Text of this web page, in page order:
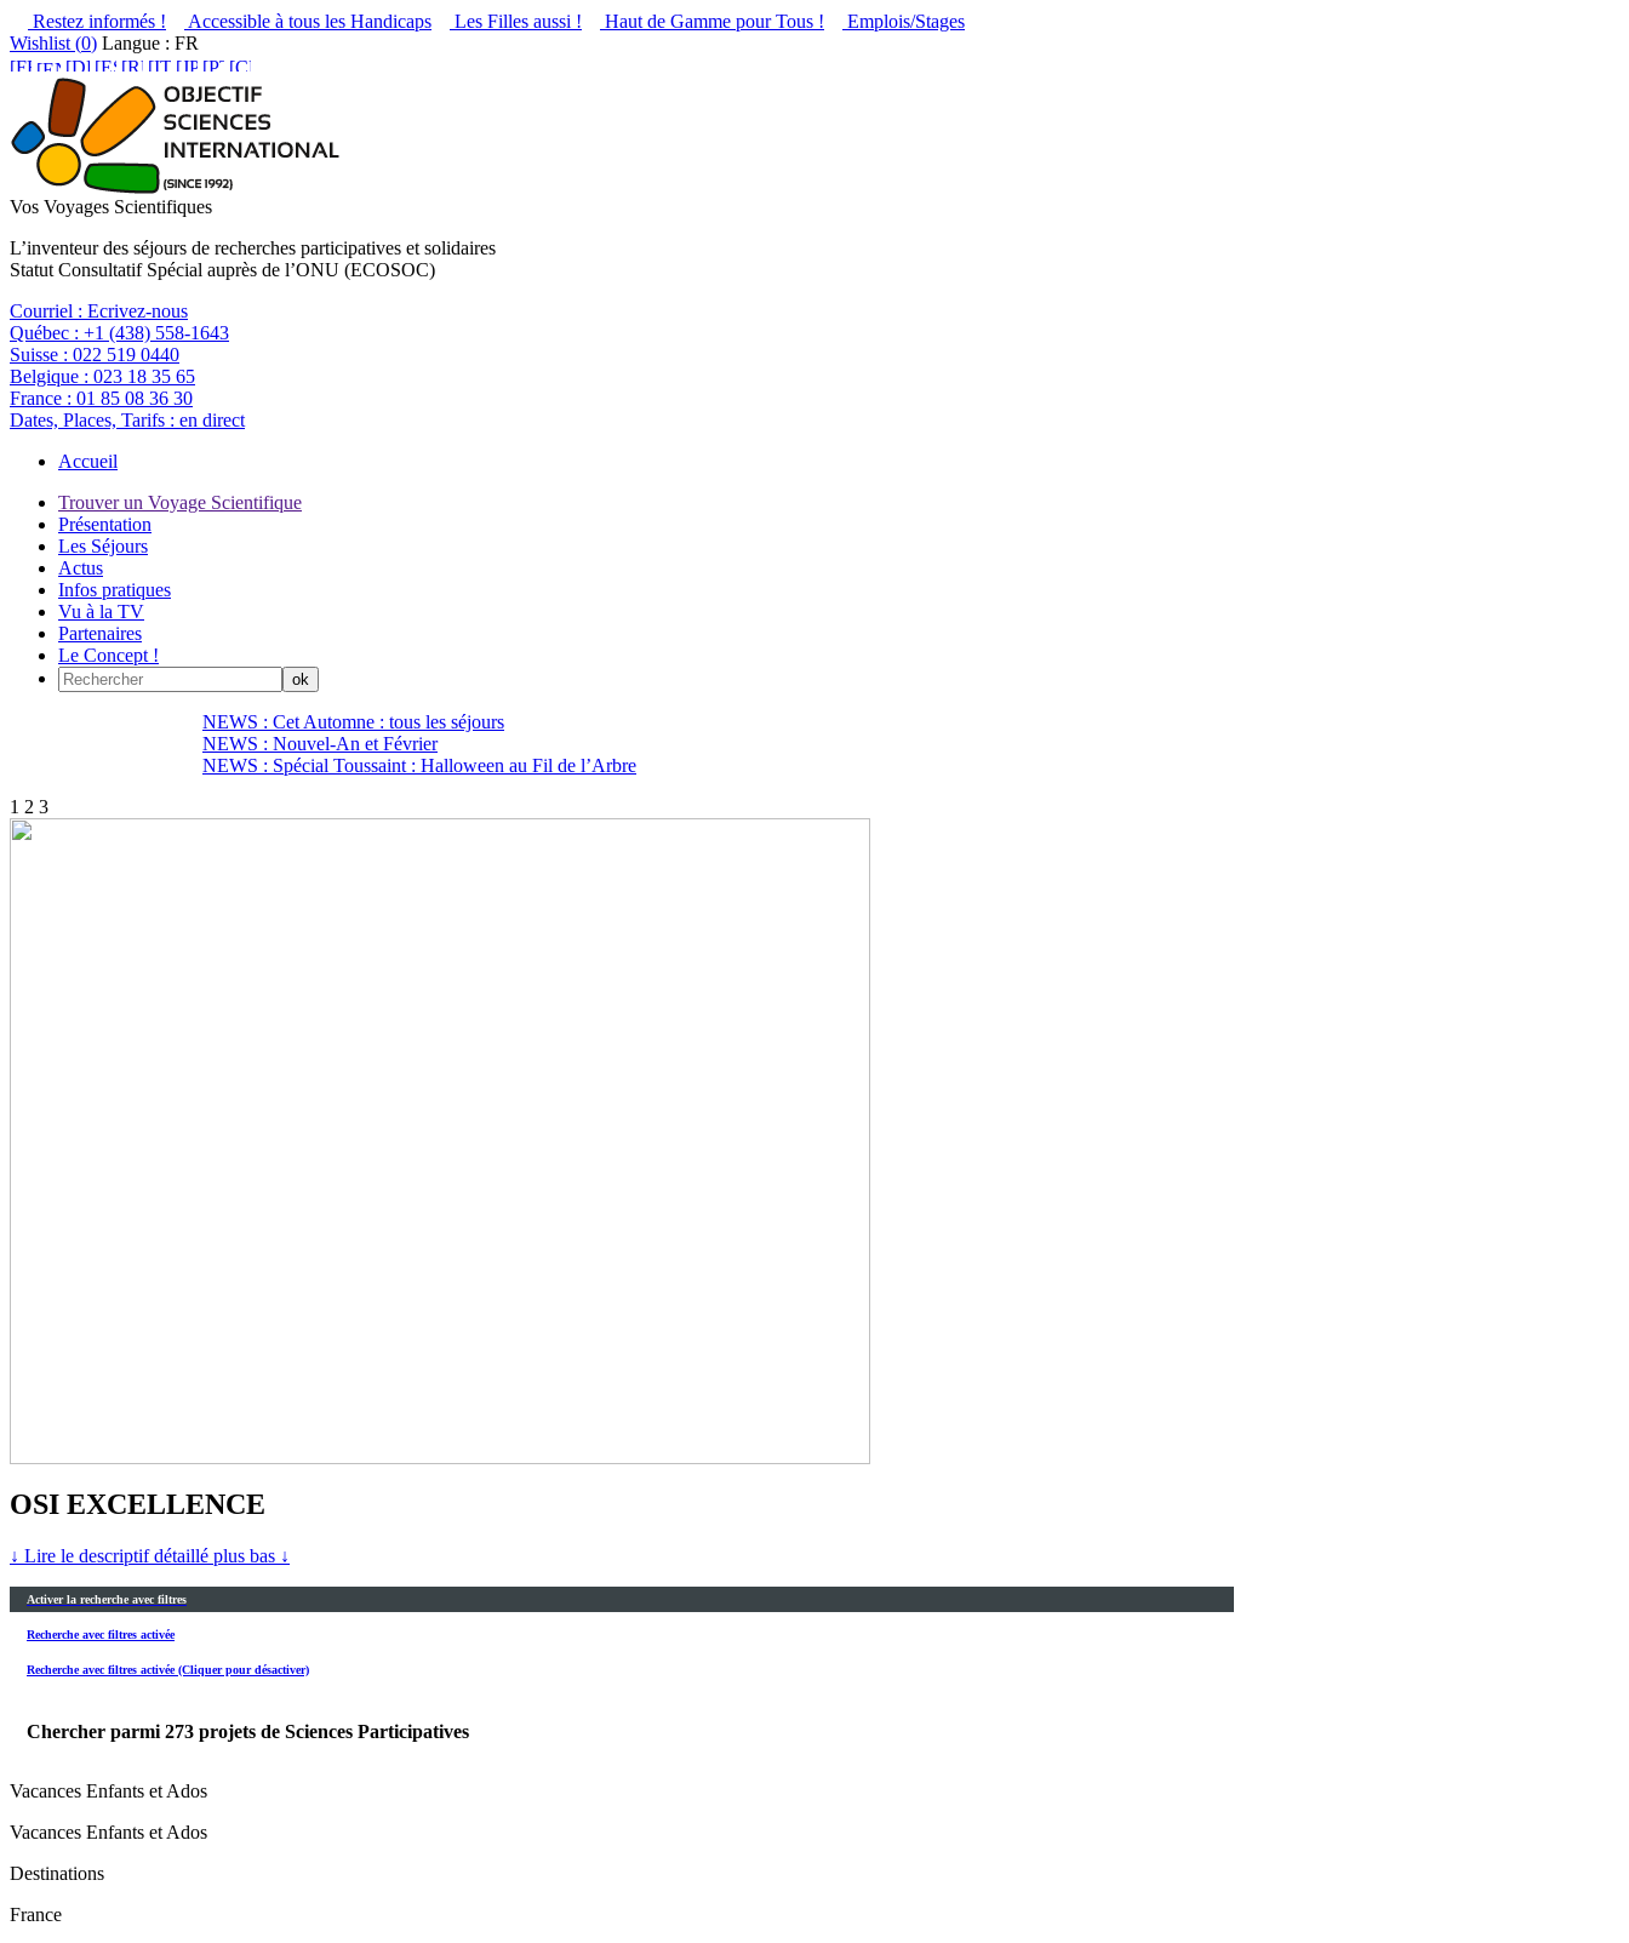
Restez informés ! Accessible à tous les Handicaps Les Filles aussi ! Haut de Gamme pour Tous !
Emplois/Stages
Wishlist (0) Langue : FR
Vos Voyages Scientifiques
L’inventeur des séjours de recherches participatives et solidaires
Statut Consultatif Spécial auprès de l’ONU (ECOSOC)
Courriel : Ecrivez-nous
Québec : +1 (438) 558-1643
Suisse : 022 519 0440
Belgique : 023 18 35 65
France : 01 85 08 36 30
Dates, Places, Tarifs : en direct
Accueil
Trouver un Voyage Scientifique
Présentation
Les Séjours
Actus
Infos pratiques
Vu à la TV
Partenaires
Le Concept !
NEWS : Cet Automne : tous les séjours
NEWS : Nouvel-An et Février
NEWS : Spécial Toussaint : Halloween au Fil de l’Arbre
1 2 3
OSI EXCELLENCE
↓ Lire le descriptif détaillé plus bas ↓
Activer la recherche avec filtres
Recherche avec filtres activée
Recherche avec filtres activée (Cliquer pour désactiver)
Chercher parmi 273 projets de Sciences Participatives
Vacances Enfants et Ados
Vacances Enfants et Ados
Destinations
France